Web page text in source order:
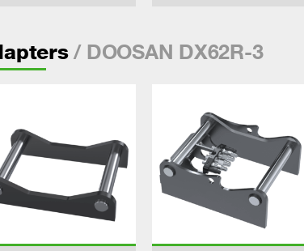
/ DOOSAN DX62R-3